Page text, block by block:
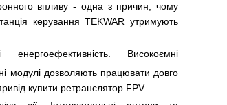
впливу - одна з причин, чому
керування TEKWAR утримують
енергоефективність. Високоємні
модулі дозволяють працювати довго
купити ретранслятор FPV.